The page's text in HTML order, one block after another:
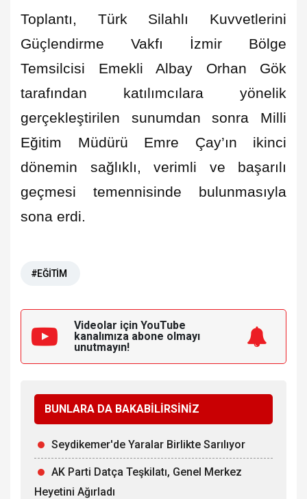
Toplantı, Türk Silahlı Kuvvetlerini
Güçlendirme Vakfı İzmir Bölge
Temsilcisi Emekli Albay Orhan Gök
tarafından katılımcılara yönelik
gerçekleştirilen sunumdan sonra Milli
Eğitim Müdürü Emre Çay’ın ikinci
dönemin sağlıklı, verimli ve başarılı
geçmesi temennisinde bulunmasıyla
sona erdi.
#EĞİTİM
Videolar için YouTube
kanalımıza abone olmayı
unutmayın!
BUNLARA DA BAKABİLİRSİNİZ
Seydikemer'de Yaralar Birlikte Sarılıyor
AK Parti Datça Teşkilatı, Genel Merkez
Heyetini Ağırladı